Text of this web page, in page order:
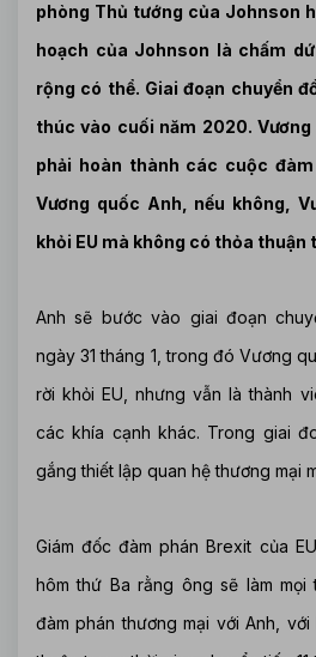
phòng Thủ tướng của Johnson
hoạch của Johnson là chấm
rộng có thể. Giai đoạn chuyển
thúc vào cuối năm 2020. Vương
phải hoàn thành các cuộc
Vương quốc Anh, nếu không,
khỏi EU mà không có thỏa thuận
Anh sẽ bước vào giai đoạn
ngày 31 tháng 1, trong đó Vương
rời khỏi EU, nhưng vẫn là thành
các khía cạnh khác. Trong giai
gắng thiết lập quan hệ thương mại
Giám đốc đàm phán Brexit của
hôm thứ Ba rằng ông sẽ làm
đàm phán thương mại với Anh,